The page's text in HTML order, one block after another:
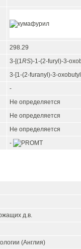
298.29
3-[(1RS)-1-(2-furyl)-3-
3-[1-(2-furanyl)-3-
-
Не определяется
Не определяется
Не определяется
-
д.в.
(Англия)